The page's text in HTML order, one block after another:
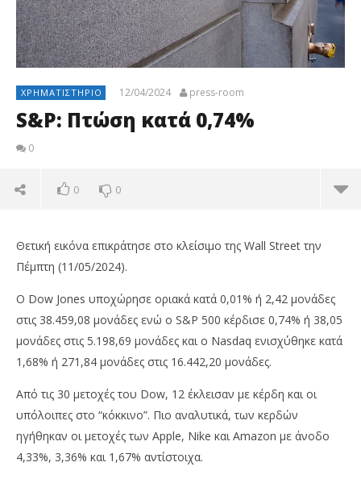
ΧΡΗΜΑΤΙΣΤΉΡΙΟ 12/04/2024 press-room
S&P: Πτώση κατά 0,74%
0
0 0
NOW VIEWING
S&P: Πτώση κατά 0,74%
Θετική εικόνα επικράτησε στο κλείσιμο της Wall Street την
Πέμπτη (11/05/2024).
O Dow Jones υποχώρησε οριακά κατά 0,01% ή 2,42 μονάδες
στις 38.459,08 μονάδες ενώ ο S&P 500 κέρδισε 0,74% ή 38,05
μονάδες στις 5.198,69 μονάδες και ο Nasdaq ενισχύθηκε κατά
1,68% ή 271,84 μονάδες στις 16.442,20 μονάδες.
Από τις 30 μετοχές του Dow, 12 έκλεισαν με κέρδη και οι
υπόλοιπες στο “κόκκινο”. Πιο αναλυτικά, των κερδών
ηγήθηκαν οι μετοχές των Apple, Nike και Amazon με άνοδο
4,33%, 3,36% και 1,67% αντίστοιχα.